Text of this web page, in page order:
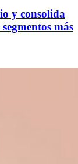
y consolida
más